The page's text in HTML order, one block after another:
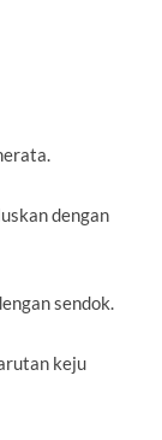
dengan
sendok.
keju